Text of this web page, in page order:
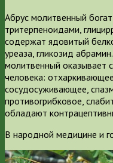
Абрус молитвенный
тритерпеноидами,
содержат ядовитый
уреаза, гликозид
молитвенный оказывает
человека:
сосудосуживающее,
противогрибковое,
обладают
В народной медицине и